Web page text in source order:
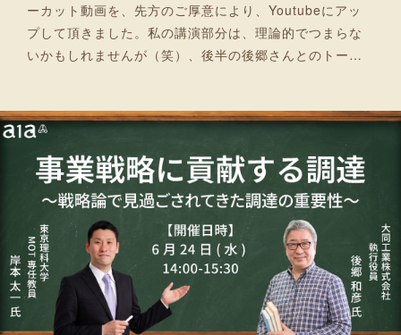
ーカット動画を、先方のご厚意により、Youtubeにアッ
プして頂きました。私の講演部分は、理論的でつまらな
いかもしれませんが（笑）、後半の後郷さんとのトー…